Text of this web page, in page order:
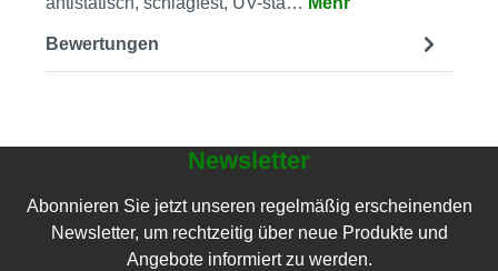
Bewertungen
Newsletter
Abonnieren Sie jetzt unseren regelmäßig erscheinenden
Newsletter, um rechtzeitig über neue Produkte und
Angebote informiert zu werden.